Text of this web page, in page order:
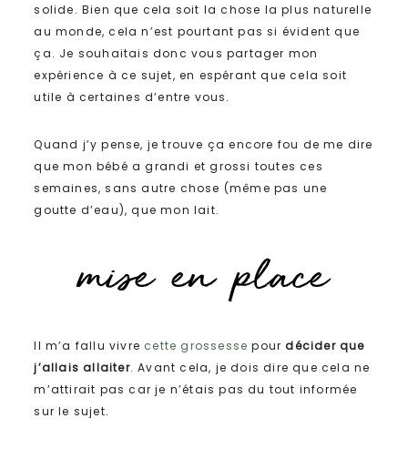
solide. Bien que cela soit la chose la plus naturelle
au monde, cela n’est pourtant pas si évident que
ça. Je souhaitais donc vous partager mon
expérience à ce sujet, en espérant que cela soit
utile à certaines d’entre vous.
Quand j’y pense, je trouve ça encore fou de me dire
que mon bébé a grandi et grossi toutes ces
semaines, sans autre chose (même pas une
goutte d’eau), que mon lait.
Il m’a fallu vivre cette grossesse pour décider que
j’allais allaiter. Avant cela, je dois dire que cela ne
m’attirait pas car je n’étais pas du tout informée
sur le sujet.